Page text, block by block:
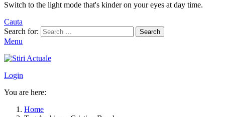
Switch to the light mode that's kinder on your eyes at day time.
Cauta
Search for:
Search
Menu
Login
You are here:
Home